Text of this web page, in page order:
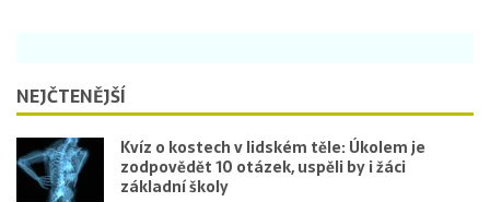
NEJČTENĚJŠÍ
Kvíz o kostech v lidském těle: Úkolem je
zodpovědět 10 otázek, uspěli by i žáci
základní školy